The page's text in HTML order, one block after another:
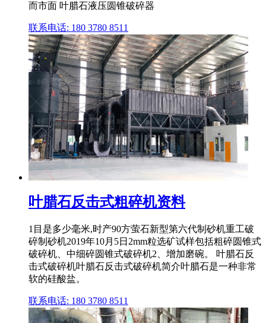
而市面 叶腊石液压圆锥破碎器
联系电话: 180 3780 8511
叶腊石反击式粗碎机资料
1目是多少毫米,时产90方萤石新型第六代制砂机重工破
碎制砂机2019年10月5日2mm粒选矿试样包括粗碎圆锥式
破碎机、中细碎圆锥式破碎机2、增加磨碗。 叶腊石反
击式破碎机叶腊石反击式破碎机简介叶腊石是一种非常
软的硅酸盐。
联系电话: 180 3780 8511